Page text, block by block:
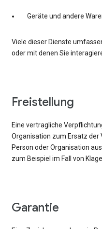
Geräte und andere
Viele dieser Dienste
oder mit denen Sie
Freistellung
Eine vertragliche
Organisation zum Ersatz der
Person oder Organisation
zum Beispiel im Fall von
Garantie